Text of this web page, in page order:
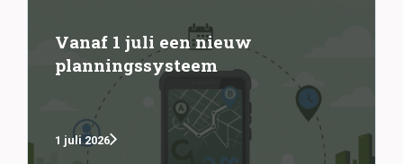
Vanaf 1 juli een nieuw
planningssysteem
1 juli 2026